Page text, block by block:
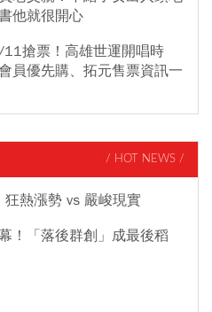
他就很開心
搶票！高雄世運開唱時
員優先購、拓元售票資訊一
/ HOT NEWS /
熱漲勢 vs 嚴峻現實
！「落後群創」成最後稻